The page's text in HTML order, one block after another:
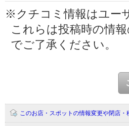
※クチコミ情報はユー
これらは投稿時の情
でご了承ください。
このお店・スポットの情報変更や閉店・